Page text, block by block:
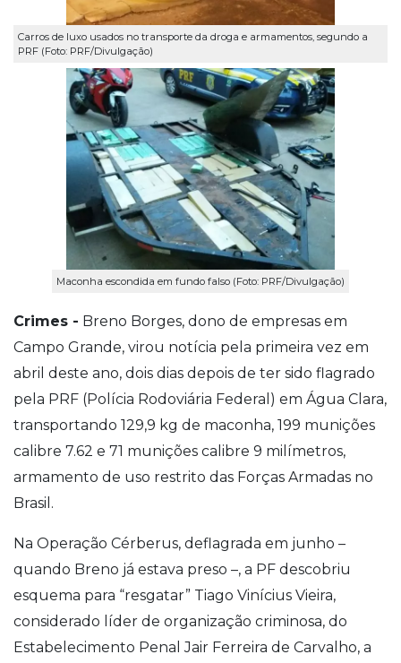
Carros de luxo usados no transporte da droga e armamentos, segundo a
PRF (Foto: PRF/Divulgação)
Maconha escondida em fundo falso (Foto: PRF/Divulgação)
Crimes - Breno Borges, dono de empresas em
Campo Grande, virou notícia pela primeira vez em
abril deste ano, dois dias depois de ter sido flagrado
pela PRF (Polícia Rodoviária Federal) em Água Clara,
transportando 129,9 kg de maconha, 199 munições
calibre 7.62 e 71 munições calibre 9 milímetros,
armamento de uso restrito das Forças Armadas no
Brasil.
Na Operação Cérberus, deflagrada em junho –
quando Breno já estava preso –, a PF descobriu
esquema para “resgatar” Tiago Vinícius Vieira,
considerado líder de organização criminosa, do
Estabelecimento Penal Jair Ferreira de Carvalho, a